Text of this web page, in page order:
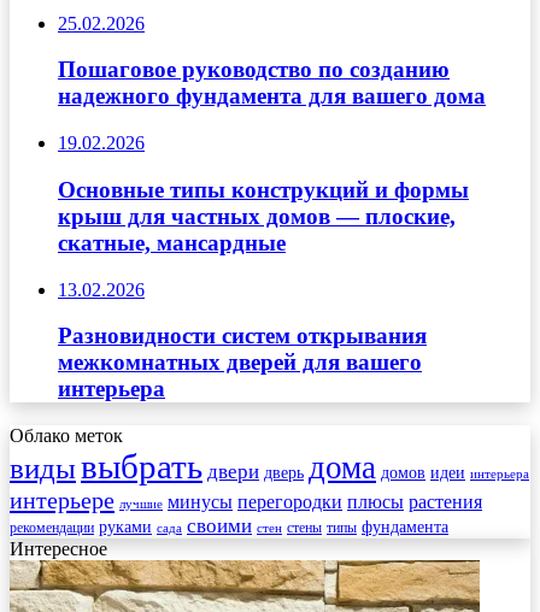
25.02.2026
Пошаговое руководство по созданию
надежного фундамента для вашего дома
19.02.2026
Основные типы конструкций и формы
крыш для частных домов — плоские,
скатные, мансардные
13.02.2026
Разновидности систем открывания
межкомнатных дверей для вашего
интерьера
Облако меток
видывыбрать двери дверь дома домов идеи интерьера
интерьере лучшие минусы перегородки плюсы растения
рекомендации руками сада своими стен стены типы фундамента
Интересное